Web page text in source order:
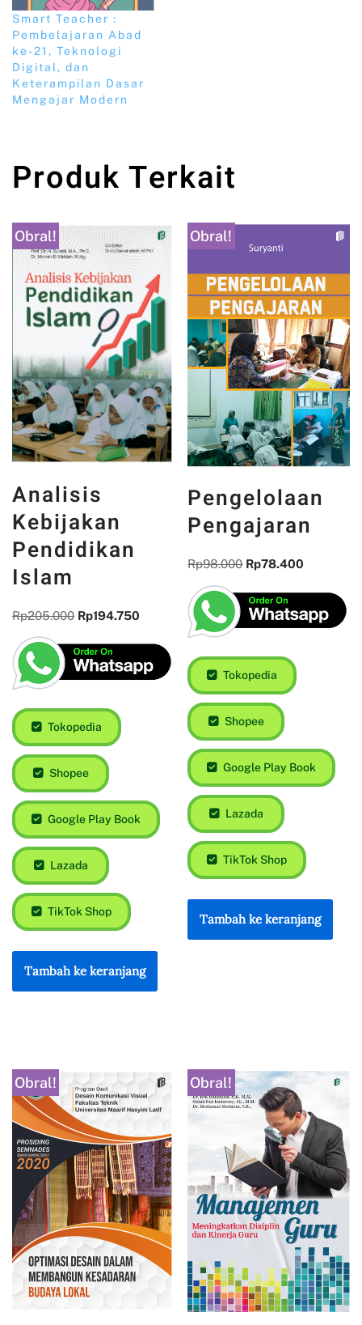
Smart Teacher :
Pembelajaran Abad
ke-21, Teknologi
Digital, dan
Keterampilan Dasar
Mengajar Modern
Produk Terkait
Obral!
Analisis
Kebijakan
Pendidikan
Islam
Rp205.000 Rp194.750
Tokopedia
Shopee
Google Play Book
Lazada
TikTok Shop
Tambah ke keranjang
Obral!
Pengelolaan
Pengajaran
Rp98.000 Rp78.400
Tokopedia
Shopee
Google Play Book
Lazada
TikTok Shop
Tambah ke keranjang
Obral! Obral!